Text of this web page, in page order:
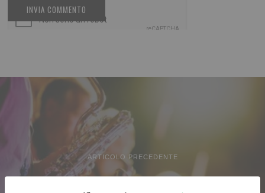
ARTICOLO PRECEDENTE